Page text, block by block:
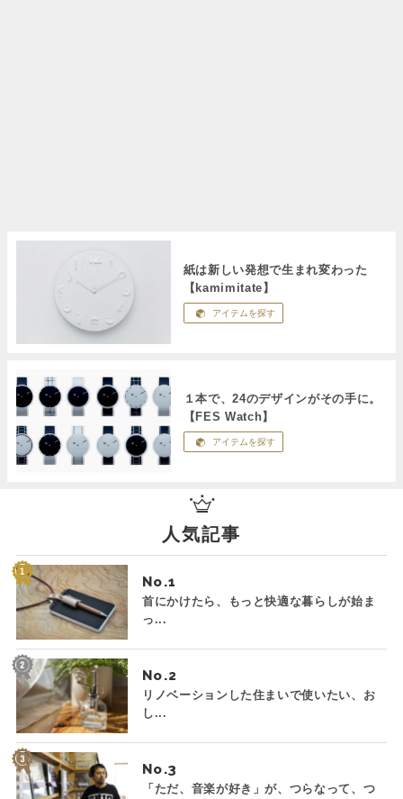
紙は新しい発想で生まれ変わった
【kamimitate】
アイテムを探す
１本で、24のデザインがその手に。
【FES Watch】
アイテムを探す
人気記事
No.
首にかけたら、もっと快適な暮らしが始ま
っ...
No.
リノベーションした住まいで使いたい、お
し...
No.
「ただ、音楽が好き」が、つらなって、つ